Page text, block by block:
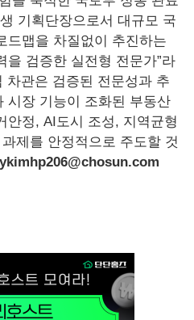
기획단장으로서 대규모 국
드맵을 차질없이 추진하는
을 검증한 실전형 전문가”라
차관은 검증된 전문성과 추
시장 기능이 조화된 부동산
안정, AI도시 조성, 지역균형
제를 안정적으로 주도할 것